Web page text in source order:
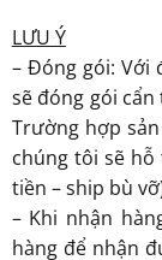
LƯU Ý
– Đóng gói: Với
sẽ đóng gói
Trường hợp
chúng tôi sẽ
tiền – ship bù
– Khi nhận
hàng để nhận